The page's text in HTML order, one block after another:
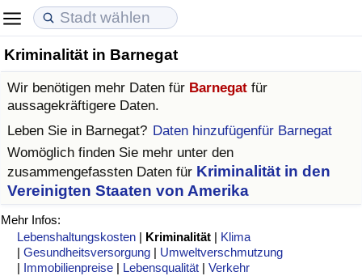
Kriminalität in Barnegat
Wir benötigen mehr Daten für Barnegat für
aussagekräftigere Daten.
Leben Sie in Barnegat? Daten hinzufügenfür Barnegat
Womöglich finden Sie mehr unter den
zusammengefassten Daten für Kriminalität in den
Vereinigten Staaten von Amerika
Mehr Infos:
Lebenshaltungskosten | Kriminalität | Klima
|Gesundheitsversorgung | Umweltverschmutzung
| Immobilienpreise | Lebensqualität |Verkehr
Lebenshaltungskosten
Lebenshaltungskosten-Index (aktuell)
Lebenshaltungskosten-Index
Lebenshaltungskosten-Index nach Land
in Akaba
Immobilienpreise
Immobilienpreis-Index (aktuell)
Immobilienpreis-Index
Immobilienpreis-Index nach Land
Lebensqualität
Lebensqualität-Index
Lebensqualität-Index (aktuell)
Lebensqualitätsindex nach Land
Kriminalität
Kriminalitäts-Index (aktuell)